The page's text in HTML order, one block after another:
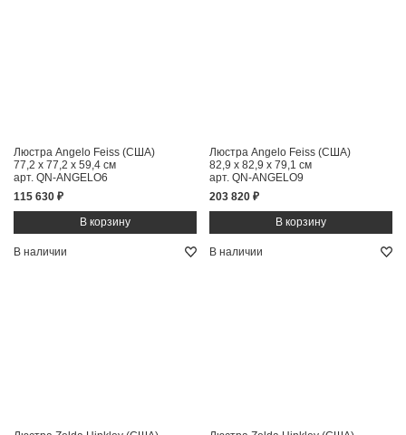
Люстра Angelo Feiss (США)
77,2 x 77,2 x 59,4 см
арт. QN-ANGELO6
115 630 ₽
Люстра Angelo Feiss (США)
82,9 x 82,9 x 79,1 см
арт. QN-ANGELO9
203 820 ₽
В наличии В наличии